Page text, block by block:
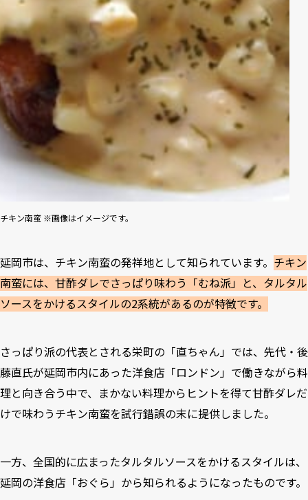
チキン南蛮 ※画像はイメージです。
延岡市は、チキン南蛮の発祥地として知られています。 チキン
南蛮には、甘酢ダレでさっぱり味わう「むね派」と、タルタル
ソースをかけるスタイルの2系統があるのが特徴です。
さっぱり派の代表とされる栄町の「直ちゃん」では、先代・後
藤直氏が延岡市内にあった洋食店「ロンドン」で働きながら料
理と向き合う中で、まかない料理からヒントを得て甘酢ダレだ
けで味わうチキン南蛮を試行錯誤の末に提供しました。
一方、全国的に広まったタルタルソースをかけるスタイルは、
延岡の洋食店「おぐら」から知られるようになったものです。